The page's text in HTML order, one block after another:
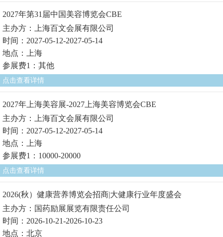
2027年第31届中国美容博览会CBE
主办方：上海百文会展有限公司
时间：2027-05-12-2027-05-14
地点：上海
参展费1：其他
点击查看详情
2027年上海美容展-2027上海美容博览会CBE
主办方：上海百文会展有限公司
时间：2027-05-12-2027-05-14
地点：上海
参展费1：10000-20000
点击查看详情
2026(秋）健康营养博览会招商|大健康行业年度盛会
主办方：国药励展展览有限责任公司
时间：2026-10-21-2026-10-23
地点：北京